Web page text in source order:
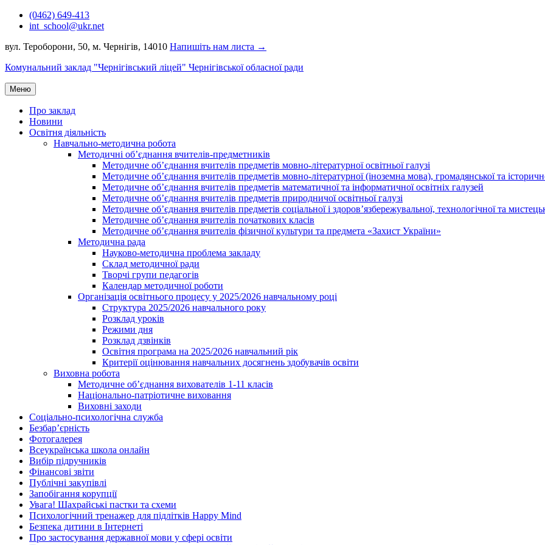
Перейти(0462) 649-413
int_school@ukr.net
вул. Тероборони, 50, м. Чернігів, 14010 Напишіть нам листа →
Комунальний заклад "Чернігівський ліцей" Чернігівської обласної ради
Меню
Про заклад
Новини
Освітня діяльність
Навчально-методична робота
Методичні об’єднання вчителів-предметників
Методичне об’єднання вчителів предметів мовно-літературної освітньої галузі
Методичне об’єднання вчителів предметів мовно-літературної (іноземна мова), громадянської та
Методичне об’єднання вчителів предметів математичної та інформатичної освітніх галузей
Методичне об’єднання вчителів предметів природничої освітньої галузі
Методичне об’єднання вчителів предметів соціальної і здоров’язбережувальної, технологічної та
Методичне об’єднання вчителів початкових класів
Методичне об’єднання вчителів фізичної культури та предмета «Захист України»
Методична рада
Науково-методична проблема закладу
Склад методичної ради
Творчі групи педагогів
Календар методичної роботи
Організація освітнього процесу у 2025/2026 навчальному році
Структура 2025/2026 навчального року
Розклад уроків
Режими дня
Розклад дзвінків
Освітня програма на 2025/2026 навчальний рік
Критерії оцінювання навчальних досягнень здобувачів освіти
Виховна робота
Методичне об’єднання вихователів 1-11 класів
Національно-патріотичне виховання
Виховні заходи
Соціально-психологічна служба
Безбар’єрність
Фотогалерея
Всеукраїнська школа онлайн
Вибір підручників
Фінансові звіти
Публічні закупівлі
Запобігання корупції
Увага! Шахрайські пастки та схеми
Психологічний тренажер для підлітків Happy Mind
Безпека дитини в Інтернеті
Про застосування державної мови у сфері освіти